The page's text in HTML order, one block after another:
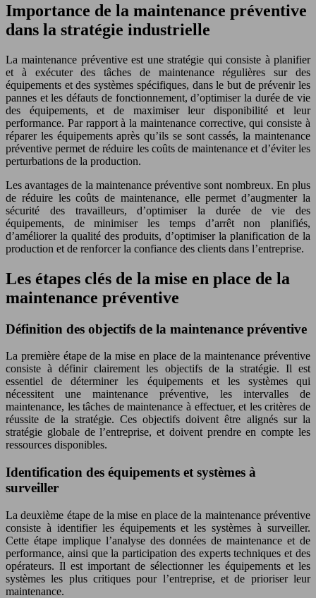
Importance de la maintenance préventive
dans la stratégie industrielle
La maintenance préventive est une stratégie qui consiste à planifier
et à exécuter des tâches de maintenance régulières sur des
équipements et des systèmes spécifiques, dans le but de prévenir les
pannes et les défauts de fonctionnement, d’optimiser la durée de vie
des équipements, et de maximiser leur disponibilité et leur
performance. Par rapport à la maintenance corrective, qui consiste à
réparer les équipements après qu’ils se sont cassés, la maintenance
préventive permet de réduire les coûts de maintenance et d’éviter les
perturbations de la production.
Les avantages de la maintenance préventive sont nombreux. En plus
de réduire les coûts de maintenance, elle permet d’augmenter la
sécurité des travailleurs, d’optimiser la durée de vie des
équipements, de minimiser les temps d’arrêt non planifiés,
d’améliorer la qualité des produits, d’optimiser la planification de la
production et de renforcer la confiance des clients dans l’entreprise.
Les étapes clés de la mise en place de la
maintenance préventive
Définition des objectifs de la maintenance préventive
La première étape de la mise en place de la maintenance préventive
consiste à définir clairement les objectifs de la stratégie. Il est
essentiel de déterminer les équipements et les systèmes qui
nécessitent une maintenance préventive, les intervalles de
maintenance, les tâches de maintenance à effectuer, et les critères de
réussite de la stratégie. Ces objectifs doivent être alignés sur la
stratégie globale de l’entreprise, et doivent prendre en compte les
ressources disponibles.
Identification des équipements et systèmes à
surveiller
La deuxième étape de la mise en place de la maintenance préventive
consiste à identifier les équipements et les systèmes à surveiller.
Cette étape implique l’analyse des données de maintenance et de
performance, ainsi que la participation des experts techniques et des
opérateurs. Il est important de sélectionner les équipements et les
systèmes les plus critiques pour l’entreprise, et de prioriser leur
maintenance.